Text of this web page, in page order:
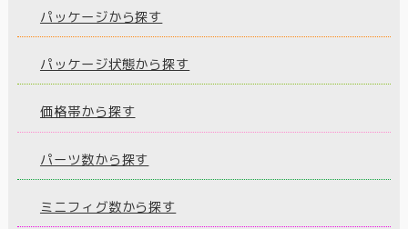
パッケージから探す
パッケージ状態から探す
価格帯から探す
パーツ数から探す
ミニフィグ数から探す